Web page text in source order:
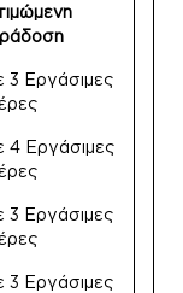
3 Εργάσιμες
4 Εργάσιμες
3 Εργάσιμες
3 Εργάσιμες